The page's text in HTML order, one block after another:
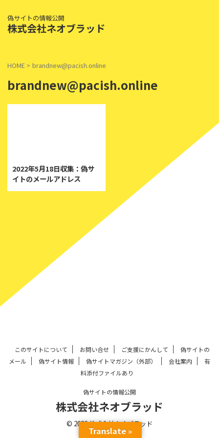
偽サイトの情報公開
株式会社ネオブラッド
HOME > brandnew@pacish.online
brandnew@pacish.online
2022年5月18日収集：偽サ
イトのメールアドレス
このサイトについて お問い合せ ご支援にかんして
偽サイトの
メール
偽サイト情報 偽サイトマガジン（外部） 会社案内
有
料添付ファイルあり
偽サイトの情報公開
株式会社ネオブラッド
© 2026 株式会社ネオブラッド
Translate »